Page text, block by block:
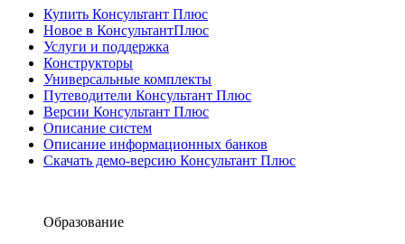
Купить Консультант Плюс
Новое в КонсультантПлюс
Услуги и поддержка
Конструкторы
Универсальные комплекты
Путеводители Консультант Плюс
Версии Консультант Плюс
Описание систем
Описание информационных банков
Скачать демо-версию Консультант Плюс
Образование